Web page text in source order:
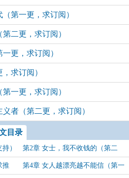
第一更，求订阅）
二更，求订阅）
更，求订阅）
求订阅）
一更，求订阅）
者（第二更，求订阅）
目录
） 第2章 女士，我不收钱的（第二
更，求推荐，求收藏）
推 第4章 女人越漂亮越不能信（第一